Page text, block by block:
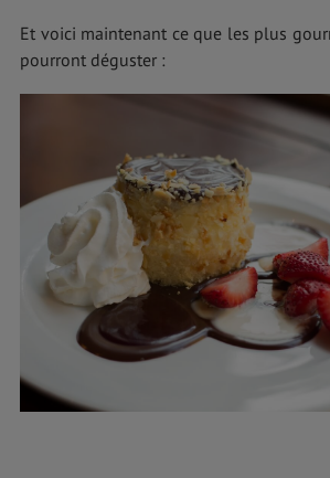
Et voici maintenant ce que les plus
pourront déguster :